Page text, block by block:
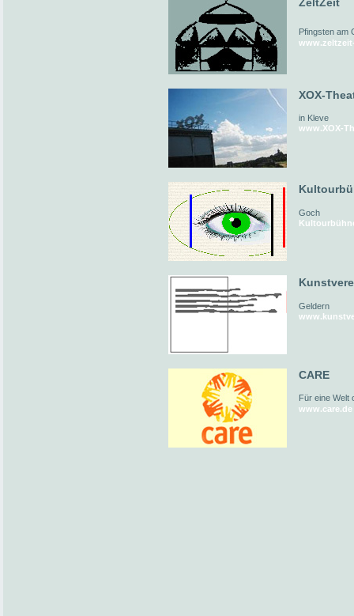
Pfingsten am
XOX-
in Kleve
www.XOX-
Goch
Geldern
CARE
Für eine Welt
www.care.de